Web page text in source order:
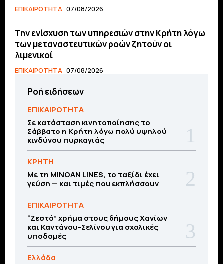
ΕΠΙΚΑΙΡΟΤΗΤΑ 07/08/2026
Την ενίσχυση των υπηρεσιών στην Κρήτη λόγω
των μεταναστευτικών ροών ζητούν οι
λιμενικοί
ΕΠΙΚΑΙΡΟΤΗΤΑ 07/08/2026
Ροή ειδήσεων
ΕΠΙΚΑΙΡΟΤΗΤΑ
Σε κατάσταση κινητοποίησης το
Σάββατο η Κρήτη λόγω πολύ υψηλού
κινδύνου πυρκαγιάς
ΚΡΗΤΗ
Με τη MINOAN LINES, το ταξίδι έχει
γεύση — και τιμές που εκπλήσσουν
ΕΠΙΚΑΙΡΟΤΗΤΑ
“Ζεστό” χρήμα στους δήμους Χανίων
και Καντάνου-Σελίνου για σχολικές
υποδομές
Ελλάδα